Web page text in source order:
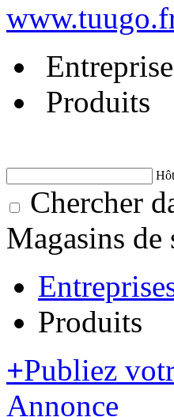
Produits
Chercher
Magasins de
Produits
+Publiez
Annonce